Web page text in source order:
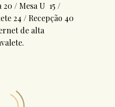
/ Mesa U 15 /
24 / Recepção 40
de alta